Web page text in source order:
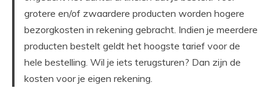
grotere en/of zwaardere producten worden hogere
bezorgkosten in rekening gebracht. Indien je meerdere
producten bestelt geldt het hoogste tarief voor de
hele bestelling. Wil je iets terugsturen? Dan zijn de
kosten voor je eigen rekening.